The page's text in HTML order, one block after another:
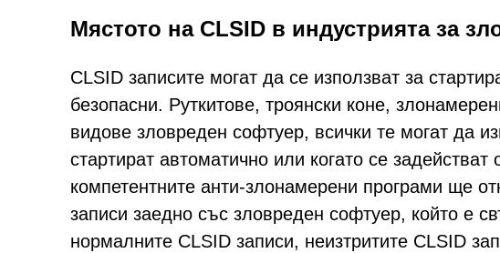
Мястото на CLSID в индустрията за
CLSID записите могат да се използват за
безопасни. Руткитове, троянски коне,
видове зловреден софтуер, всички те могат да
стартират автоматично или когато се
компетентните анти-злонамерени програми ще
записи заедно със зловреден софтуер, който е
нормалните CLSID записи, неизтритите CLSID